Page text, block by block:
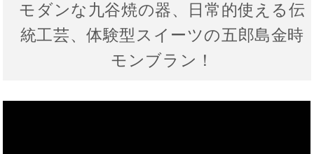
モダンな九谷焼の器、日常的使える伝
統工芸、体験型スイーツの五郎島金時
モンブラン！